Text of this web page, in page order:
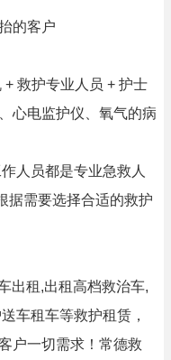
的客户
救护专业人员 + 护士
心电监护仪、氧气的病
人员都是专业急救人
据需要选择合适的救护
出租,出租高档救治车,
车租车等救护租赁，
户一切需求！常德救